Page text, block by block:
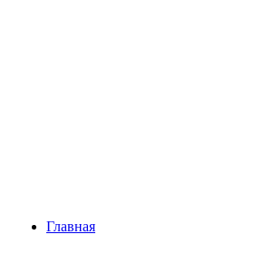
Главная